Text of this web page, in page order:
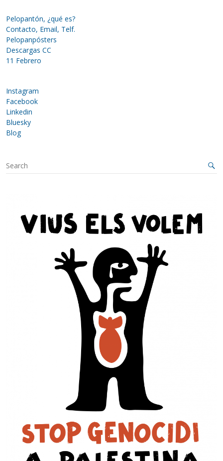
Pelopantón, ¿qué es?
Contacto, Email, Telf.
Pelopanpósters
Descargas CC
11 Febrero
Instagram
Facebook
Linkedin
Bluesky
Blog
S
e